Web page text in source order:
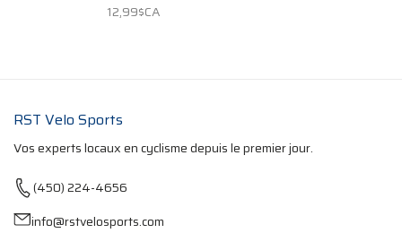
12,99$CA
RST Velo Sports
Vos experts locaux en cyclisme depuis le premier jour.
(450) 224-4656
info@rstvelosports.com